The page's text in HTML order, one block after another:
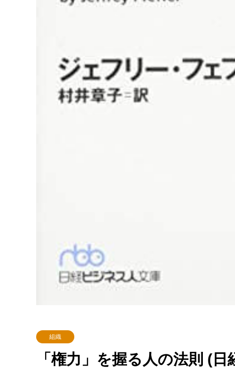
組織
「権力」を握る人の法則 (